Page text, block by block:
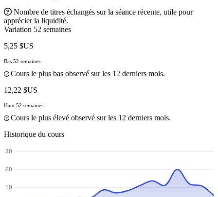
Nombre de titres échangés sur la séance récente, utile pour
apprécier la liquidité.
Variation 52 semaines
5,25 $US
Bas 52 semaines
Cours le plus bas observé sur les 12 derniers mois.
12,22 $US
Haut 52 semaines
Cours le plus élevé observé sur les 12 derniers mois.
Historique du cours